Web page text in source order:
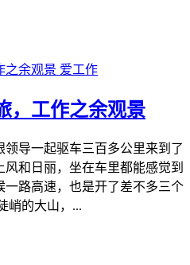
爱工作
，工作之余观景
领导一起驱车三百多公里来到了
和日丽，坐在车里都能感觉到
路高速，也是开了差不多三个
峭的大山，...